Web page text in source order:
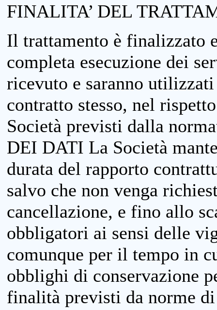
FINALITA’ DEL
Il trattamento è finalizzato
completa esecuzione dei
ricevuto e saranno
contratto stesso, nel
Società previsti dalla
DEI DATI La Società
durata del rapporto
salvo che non venga
cancellazione, e fino allo
obbligatori ai sensi delle
comunque per il tempo in
obblighi di conservazione
finalità previsti da norme